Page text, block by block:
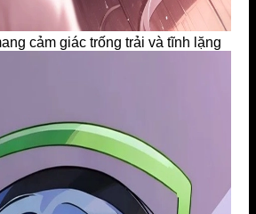
cảm giác trống trải và tĩnh lặng